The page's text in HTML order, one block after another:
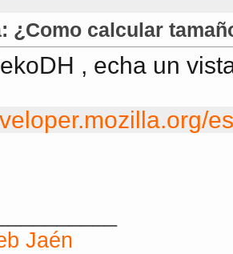
¿Como calcular
, echa un
Jaén